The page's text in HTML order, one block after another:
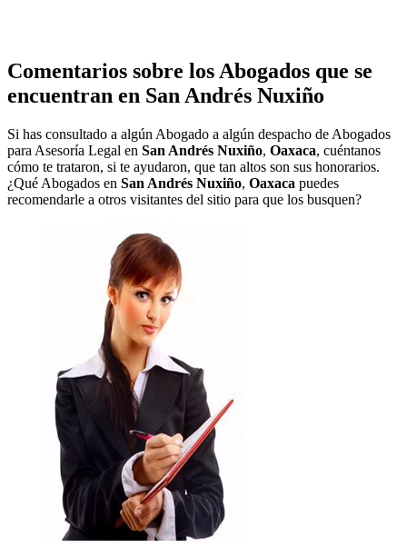
Comentarios sobre los Abogados que se
encuentran en San Andrés Nuxiño
Si has consultado a algún Abogado a algún despacho de Abogados
para Asesoría Legal en San Andrés Nuxiño, Oaxaca, cuéntanos
cómo te trataron, si te ayudaron, que tan altos son sus honorarios.
¿Qué Abogados en San Andrés Nuxiño, Oaxaca puedes
recomendarle a otros visitantes del sitio para que los busquen?